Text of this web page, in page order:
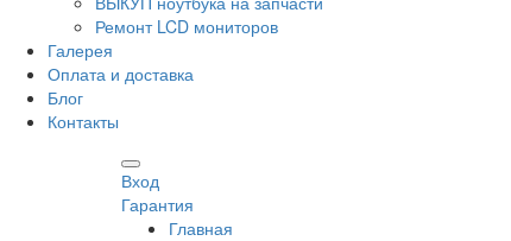
Ремонт LCD мониторов
Галерея
Оплата и доставка
Блог
Контакты
Вход
Гарантия
Главная